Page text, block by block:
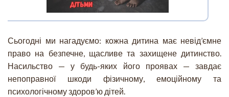
Сьогодні ми нагадуємо: кожна дитина має невід’ємне
право на безпечне, щасливе та захищене дитинство.
Насильство — у будь-яких його проявах — завдає
непоправної шкоди фізичному, емоційному та
психологічному здоров’ю дітей.